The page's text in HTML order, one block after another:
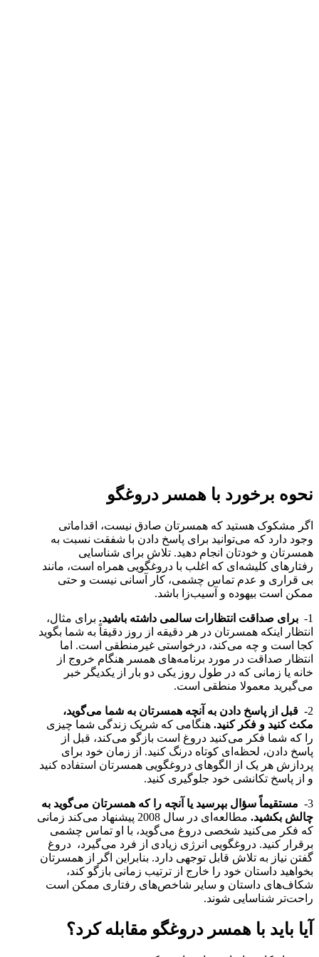
نحوه برخورد با همسر دروغگو
اگر مشکوک هستید که همسرتان صادق نیست، اقداماتی
وجود دارد که می‌توانید برای پاسخ دادن با شفقت نسبت به
همسرتان و خودتان انجام دهید. تلاش برای شناسایی
رفتارهای کلیشه‌ای که اغلب با دروغگویی همراه است، مانند
بی قراری و عدم تماس چشمی، کار آسانی نیست و حتی
ممکن است بیهوده و آسیب‌زا باشد.
1- برای صداقت انتظارات سالمی داشته باشید. برای مثال،
انتظار اینکه همسرتان در هر دقیقه از روز دقیقاً به شما بگوید
کجا است و چه می‌کند، درخواستی غیرمنطقی است. اما
انتظار صداقت در مورد برنامه‌های همسر هنگام خروج از
خانه یا زمانی که در طول روز یکی دو بار از یکدیگر خبر
می‌گیرید معمولا منطقی است.
2-
قبل از پاسخ دادن به آنچه همسرتان به شما می‌گوید،
مکث کنید و فکر کنید. هنگامی که شریک زندگی شما چیزی
را که شما فکر می‌کنید دروغ است بازگو می‌کند، قبل از
پاسخ دادن، لحظه‌ای کوتاه درنگ کنید. از زمان خود برای
پردازش هر یک از الگوهای دروغگویی همسرتان استفاده کنید
و از پاسخ تکانشی خود جلوگیری کنید.
3-
مستقیماً سؤال بپرسید یا آنچه را که همسرتان می‌گوید به
چالش بکشید.
مطالعه‌ای در سال 2008 پیشنهاد می‌کند زمانی
که فکر می‌کنید شخصی دروغ می‌گوید، با او تماس چشمی
برقرار کنید. دروغگویی انرژی زیادی از فرد می‌گیرد، دروغ
گفتن نیاز به تلاش قابل توجهی دارد. بنابراین اگر از همسرتان
بخواهید داستان خود را خارج از ترتیب زمانی بازگو کند،
شکاف‌های داستان و سایر شاخص‌های رفتاری ممکن است
راحت‌تر شناسایی شوند.
آیا باید با همسر دروغگو مقابله کرد؟